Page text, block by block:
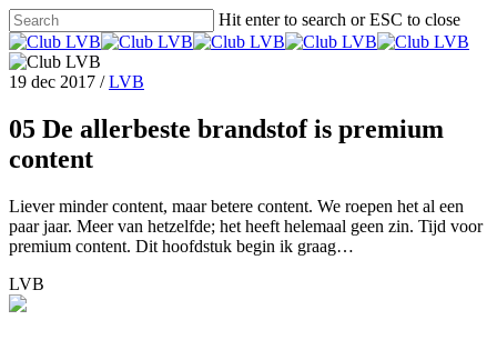
Hit enter to search or ESC to close
19 dec 2017 /LVB
05 De allerbeste brandstof is premium
content
Liever minder content, maar betere content. We roepen het al een
paar jaar. Meer van hetzelfde; het heeft helemaal geen zin. Tijd voor
premium content. Dit hoofdstuk begin ik graag…
LVB